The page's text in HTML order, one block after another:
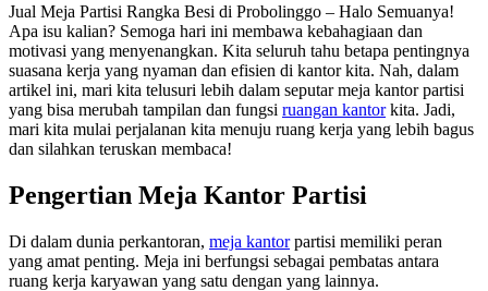
Jual Meja Partisi Rangka Besi di Probolinggo – Halo Semuanya!
Apa isu kalian? Semoga hari ini membawa kebahagiaan dan
motivasi yang menyenangkan. Kita seluruh tahu betapa pentingnya
suasana kerja yang nyaman dan efisien di kantor kita. Nah, dalam
artikel ini, mari kita telusuri lebih dalam seputar meja kantor partisi
yang bisa merubah tampilan dan fungsi ruangan kantorkita. Jadi,
mari kita mulai perjalanan kita menuju ruang kerja yang lebih bagus
dan silahkan teruskan membaca!
Pengertian Meja Kantor Partisi
Di dalam dunia perkantoran, meja kantorpartisi memiliki peran
yang amat penting. Meja ini berfungsi sebagai pembatas antara
ruang kerja karyawan yang satu dengan yang lainnya.